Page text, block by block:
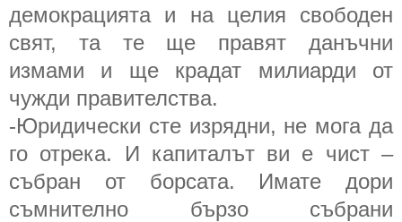
демокрацията и на целия свободен
свят, та те ще правят данъчни
измами и ще крадат милиарди от
чужди правителства.
-Юридически сте изрядни, не мога да
го отрека. И капиталът ви е чист –
събран от борсата. Имате дори
съмнително бързо събрани